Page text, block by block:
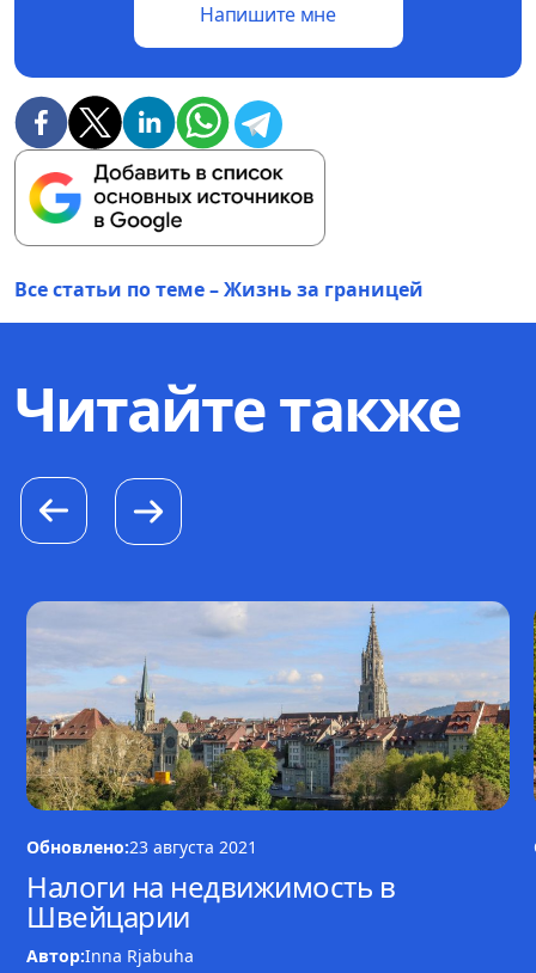
Напишите мне
Все статьи по теме – Жизнь за границей
Читайте также
Обновлено:23 августа 2021
Налоги на недвижимость в
Швейцарии
Автор:Inna Rjabuha